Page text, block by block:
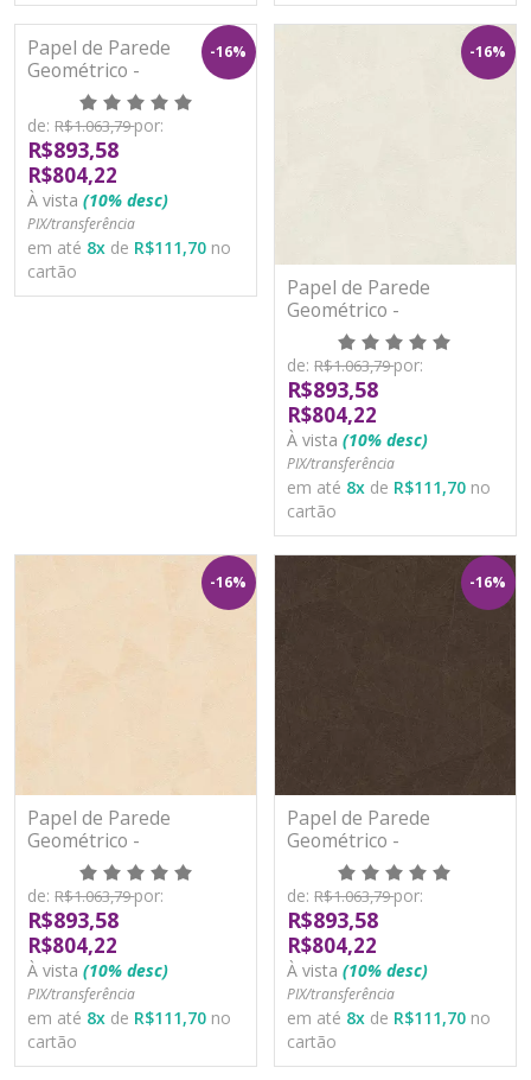
-16%
Papel de Parede
Geométrico -
Metropolitan Stories 3 -
AS391291 - Vinílico
de: R$1.063,79por:
R$893,58
R$804,22
À vista (10% desc)
PIX/transferência
em até 8x de R$111,70 no
cartão
-16%
Papel de Parede
Geométrico -
Metropolitan Stories 3 -
AS391292 - Vinílico
de: R$1.063,79por:
R$893,58
R$804,22
À vista (10% desc)
PIX/transferência
em até 8x de R$111,70 no
cartão
-16%
Papel de Parede
Geométrico -
Metropolitan Stories 3 -
AS391293 - Vinílico
de: R$1.063,79por:
R$893,58
R$804,22
À vista (10% desc)
PIX/transferência
em até 8x de R$111,70 no
cartão
-16%
Papel de Parede
Geométrico -
Metropolitan Stories 3 -
AS391294 - Vinílico
de: R$1.063,79por:
R$893,58
R$804,22
À vista (10% desc)
PIX/transferência
em até 8x de R$111,70 no
cartão